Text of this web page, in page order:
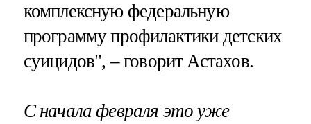
комплексную федеральную
программу профилактики детских
суицидов", – говорит Астахов.
С начала февраля это уже